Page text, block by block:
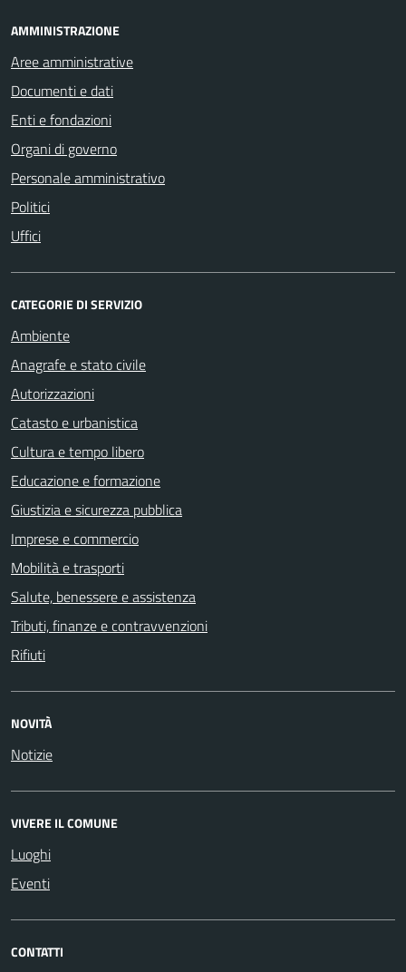
AMMINISTRAZIONE
Aree amministrative
Documenti e dati
Enti e fondazioni
Organi di governo
Personale amministrativo
Politici
Uffici
CATEGORIE DI SERVIZIO
Ambiente
Anagrafe e stato civile
Autorizzazioni
Catasto e urbanistica
Cultura e tempo libero
Educazione e formazione
Giustizia e sicurezza pubblica
Imprese e commercio
Mobilità e trasporti
Salute, benessere e assistenza
Tributi, finanze e contravvenzioni
Rifiuti
NOVITÀ
Notizie
VIVERE IL COMUNE
Luoghi
Eventi
CONTATTI